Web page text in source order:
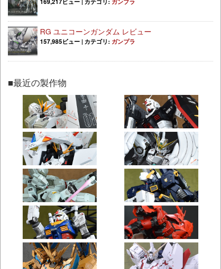
RG ユニコーンガンダム レビュー
157,985ビュー | カテゴリ: ガンプラ
■最近の製作物